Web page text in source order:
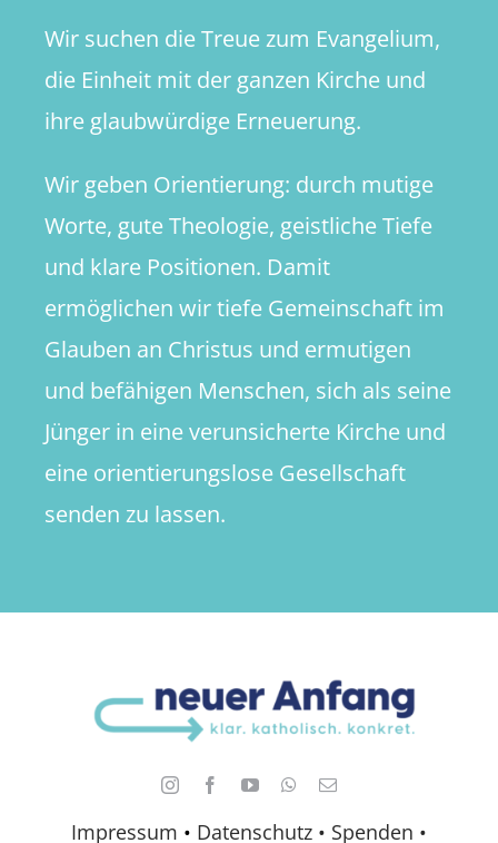
Impressum • Datenschutz • Spenden •
Wir suchen die Treue zum Evangelium,
die Einheit mit der ganzen Kirche und
ihre glaubwürdige Erneuerung.
Wir geben Orientierung: durch mutige
Worte, gute Theologie, geistliche Tiefe
und klare Positionen. Damit
ermöglichen wir tiefe Gemeinschaft im
Glauben an Christus und ermutigen
und befähigen Menschen, sich als seine
Jünger in eine verunsicherte Kirche und
eine orientierungslose Gesellschaft
senden zu lassen.